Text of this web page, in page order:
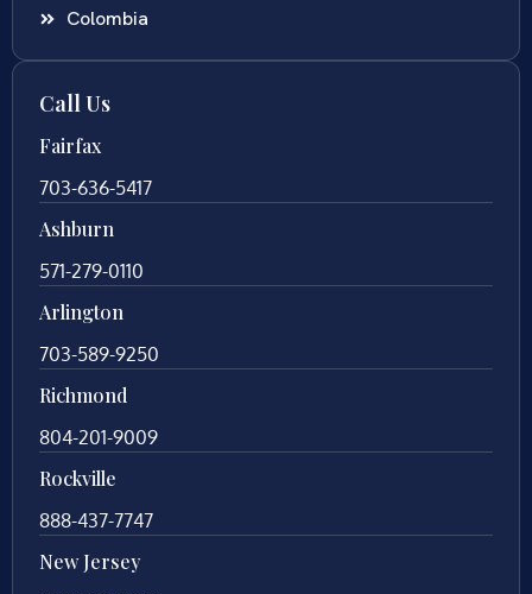
Colombia
Call Us
Fairfax
703-636-5417
Ashburn
571-279-0110
Arlington
703-589-9250
Richmond
804-201-9009
Rockville
888-437-7747
New Jersey